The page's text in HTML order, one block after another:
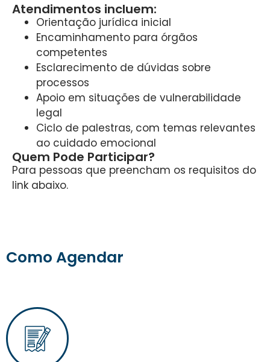
Atendimentos incluem:
Orientação jurídica inicial
Encaminhamento para órgãos
competentes
Esclarecimento de dúvidas sobre
processos
Apoio em situações de vulnerabilidade
legal
Ciclo de palestras, com temas relevantes
ao cuidado emocional
Quem Pode Participar?
Para pessoas que preencham os requisitos do
link abaixo.
Como Agendar